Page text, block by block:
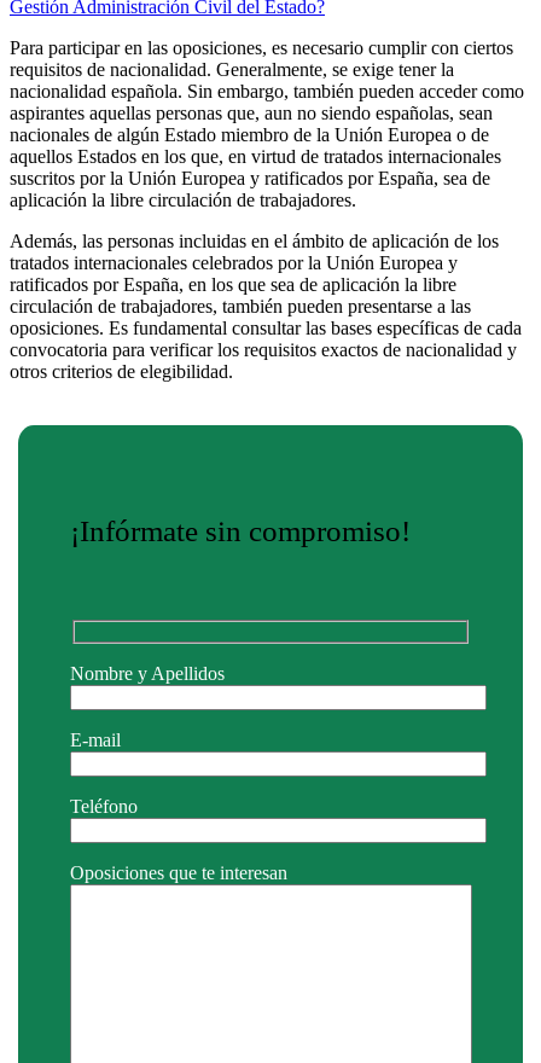
Gestión Administración Civil del Estado?
Para participar en las oposiciones, es necesario cumplir con ciertos
requisitos de nacionalidad. Generalmente, se exige tener la
nacionalidad española. Sin embargo, también pueden acceder como
aspirantes aquellas personas que, aun no siendo españolas, sean
nacionales de algún Estado miembro de la Unión Europea o de
aquellos Estados en los que, en virtud de tratados internacionales
suscritos por la Unión Europea y ratificados por España, sea de
aplicación la libre circulación de trabajadores.
Además, las personas incluidas en el ámbito de aplicación de los
tratados internacionales celebrados por la Unión Europea y
ratificados por España, en los que sea de aplicación la libre
circulación de trabajadores, también pueden presentarse a las
oposiciones. Es fundamental consultar las bases específicas de cada
convocatoria para verificar los requisitos exactos de nacionalidad y
otros criterios de elegibilidad.
¡Infórmate sin compromiso!
Nombre y Apellidos
E-mail
Teléfono
Oposiciones que te interesan